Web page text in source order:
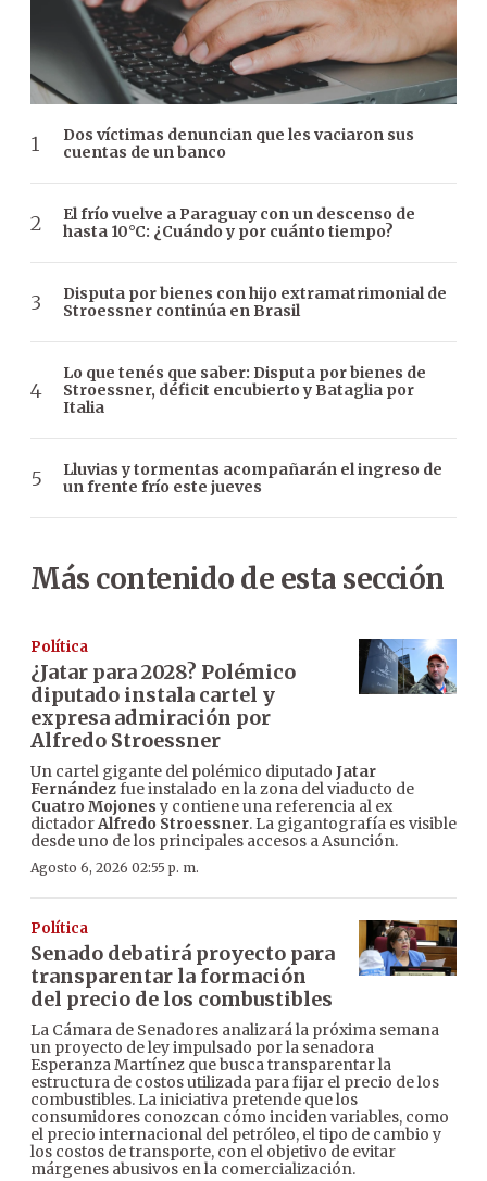
Dos víctimas denuncian que les vaciaron sus
cuentas de un banco
El frío vuelve a Paraguay con un descenso de
hasta 10°C: ¿Cuándo y por cuánto tiempo?
Disputa por bienes con hijo extramatrimonial de
Stroessner continúa en Brasil
Lo que tenés que saber: Disputa por bienes de
Stroessner, déficit encubierto y Bataglia por
Italia
Lluvias y tormentas acompañarán el ingreso de
un frente frío este jueves
Más contenido de esta sección
Política
¿Jatar para 2028? Polémico
diputado instala cartel y
expresa admiración por
Alfredo Stroessner
Un cartel gigante del polémico diputado Jatar
Fernándezfue instalado en la zona del viaducto de
Cuatro Mojones y contiene una referencia al ex
dictadorAlfredo Stroessner. La gigantografía es visible
desde uno de los principales accesos a Asunción.
Agosto 6, 2026 02:55 p. m.
Política
Senado debatirá proyecto para
transparentar la formación
del precio de los combustibles
La Cámara de Senadores analizará la próxima semana
un proyecto de ley impulsado por la senadora
Esperanza Martínez que busca transparentar la
estructura de costos utilizada para fijar el precio de los
combustibles. La iniciativa pretende que los
consumidores conozcan cómo inciden variables, como
el precio internacional del petróleo, el tipo de cambio y
los costos de transporte, con el objetivo de evitar
márgenes abusivos en la comercialización.